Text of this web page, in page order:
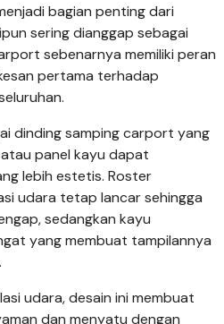
bagian penting dari
sering dianggap sebagai
sebenarnya memiliki peran
pertama terhadap
dinding samping carport yang
panel kayu dapat
lebih estetis. Roster
udara tetap lancar sehingga
sedangkan kayu
yang membuat tampilannya
udara, desain ini membuat
dan menyatu dengan